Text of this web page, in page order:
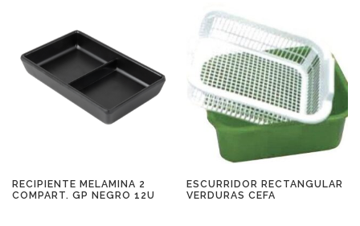
RECIPIENTE MELAMINA 2
COMPART. GP NEGRO 12U
ESCURRIDOR RECTANGULAR
VERDURAS CEFA